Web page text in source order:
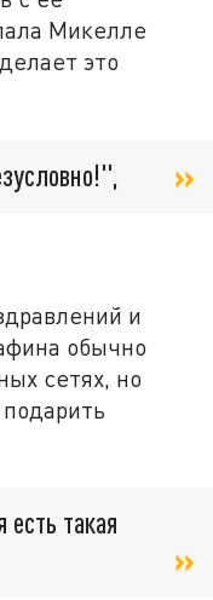
Микелле
это
и
обычно
сетях, но
такая